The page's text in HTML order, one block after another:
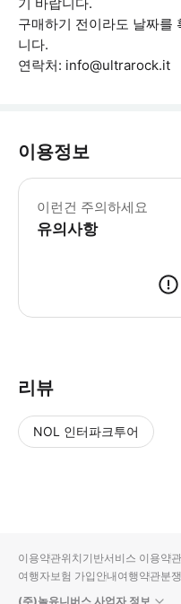
구매하기 전이라도 날짜를
니다.
연락처: info@ultrarock.it
이용정보
이런건 주의하세요
유의사항
리뷰
NOL 인터파크투어
입니
다.
순
상
이용약관위치기반서비스 이용약관
여행자보험 가입안내여행약관분
(주)놀유니버스 사업자 정보